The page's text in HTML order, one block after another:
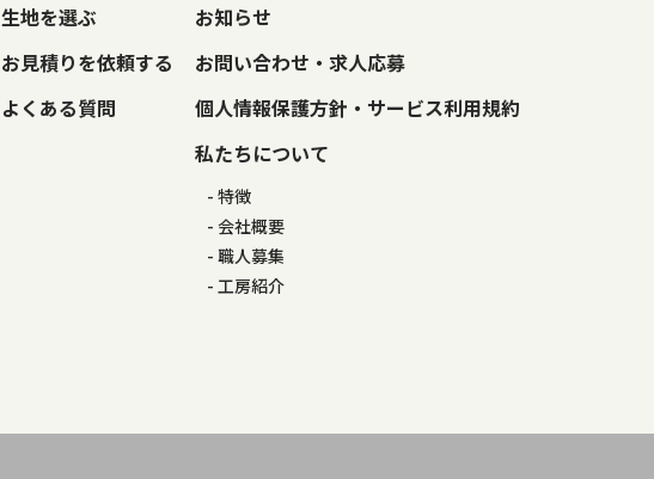
生地を選ぶ
お見積りを依頼する
よくある質問
お知らせ
お問い合わせ・求人応募
個人情報保護方針・サービス利用規約
私たちについて
特徴
会社概要
職人募集
工房紹介